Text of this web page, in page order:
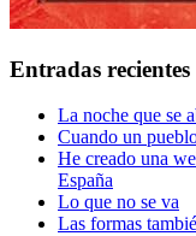
Entradas recientes
La noche que se
Cuando un
He creado una
España
Lo que no se va
Las formas